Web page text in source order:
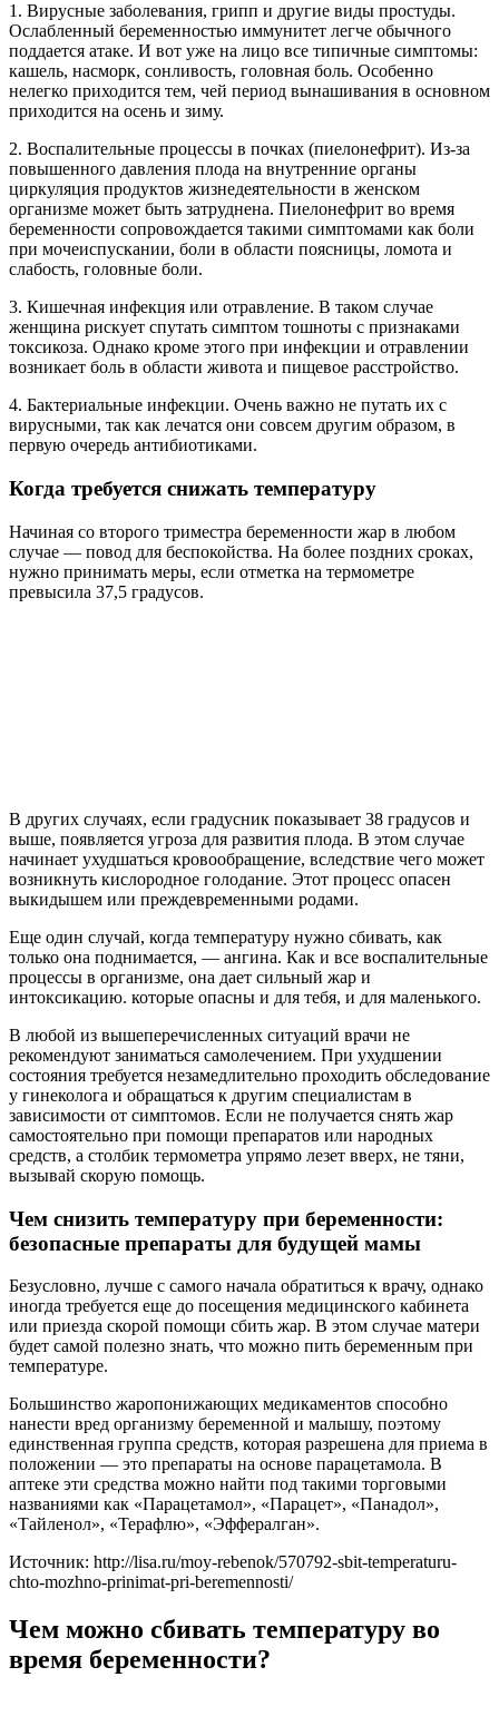
1. Вирусные заболевания, грипп и другие виды простуды.
Ослабленный беременностью иммунитет легче обычного
поддается атаке. И вот уже на лицо все типичные симптомы:
кашель, насморк, сонливость, головная боль. Особенно
нелегко приходится тем, чей период вынашивания в основном
приходится на осень и зиму.
2. Воспалительные процессы в почках (пиелонефрит). Из-за
повышенного давления плода на внутренние органы
циркуляция продуктов жизнедеятельности в женском
организме может быть затруднена. Пиелонефрит во время
беременности сопровождается такими симптомами как боли
при мочеиспускании, боли в области поясницы, ломота и
слабость, головные боли.
3. Кишечная инфекция или отравление. В таком случае
женщина рискует спутать симптом тошноты с признаками
токсикоза. Однако кроме этого при инфекции и отравлении
возникает боль в области живота и пищевое расстройство.
4. Бактериальные инфекции. Очень важно не путать их с
вирусными, так как лечатся они совсем другим образом, в
первую очередь антибиотиками.
Когда требуется снижать температуру
Начиная со второго триместра беременности жар в любом
случае — повод для беспокойства. На более поздних сроках,
нужно принимать меры, если отметка на термометре
превысила 37,5 градусов.
В других случаях, если градусник показывает 38 градусов и
выше, появляется угроза для развития плода. В этом случае
начинает ухудшаться кровообращение, вследствие чего может
возникнуть кислородное голодание. Этот процесс опасен
выкидышем или преждевременными родами.
Еще один случай, когда температуру нужно сбивать, как
только она поднимается, — ангина. Как и все воспалительные
процессы в организме, она дает сильный жар и
интоксикацию. которые опасны и для тебя, и для маленького.
В любой из вышеперечисленных ситуаций врачи не
рекомендуют заниматься самолечением. При ухудшении
состояния требуется незамедлительно проходить обследование
у гинеколога и обращаться к другим специалистам в
зависимости от симптомов. Если не получается снять жар
самостоятельно при помощи препаратов или народных
средств, а столбик термометра упрямо лезет вверх, не тяни,
вызывай скорую помощь.
Чем снизить температуру при беременности:
безопасные препараты для будущей мамы
Безусловно, лучше с самого начала обратиться к врачу, однако
иногда требуется еще до посещения медицинского кабинета
или приезда скорой помощи сбить жар. В этом случае матери
будет самой полезно знать, что можно пить беременным при
температуре.
Большинство жаропонижающих медикаментов способно
нанести вред организму беременной и малышу, поэтому
единственная группа средств, которая разрешена для приема в
положении — это препараты на основе парацетамола. В
аптеке эти средства можно найти под такими торговыми
названиями как «Парацетамол», «Парацет», «Панадол»,
«Тайленол», «Терафлю», «Эффералган».
Источник: http://lisa.ru/moy-rebenok/570792-sbit-temperaturu-
chto-mozhno-prinimat-pri-beremennosti/
Чем можно сбивать температуру во
время беременности?